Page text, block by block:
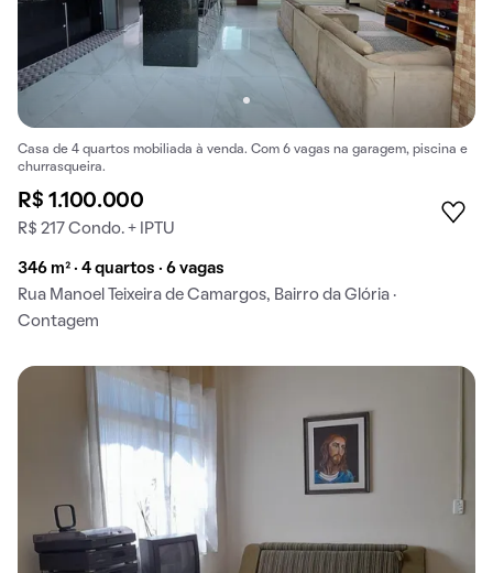
Casa de 4 quartos mobiliada à venda. Com 6 vagas na garagem, piscina e
churrasqueira.
R$ 1.100.000
R$ 217 Condo. + IPTU
346 m² · 4 quartos · 6 vagas
Rua Manoel Teixeira de Camargos, Bairro da Glória ·
Contagem